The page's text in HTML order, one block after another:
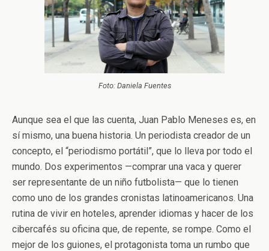
Foto: Daniela Fuentes
Aunque sea el que las cuenta, Juan Pablo Meneses es, en
sí mismo, una buena historia. Un periodista creador de un
concepto, el “periodismo portátil”, que lo lleva por todo el
mundo. Dos experimentos —comprar una vaca y querer
ser representante de un niño futbolista— que lo tienen
como uno de los grandes cronistas latinoamericanos. Una
rutina de vivir en hoteles, aprender idiomas y hacer de los
cibercafés su oficina que, de repente, se rompe. Como el
mejor de los guiones, el protagonista toma un rumbo que